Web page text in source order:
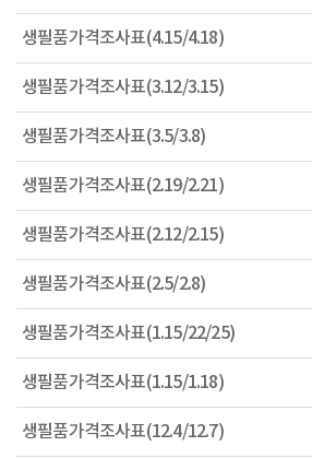
생필품가격조사표(4.15/4.18)
생필품가격조사표(3.12/3.15)
생필품가격조사표(3.5/3.8)
생필품가격조사표(2.19/2.21)
생필품가격조사표(2.12/2.15)
생필품가격조사표(2.5/2.8)
생필품가격조사표(1.15/22/25)
생필품가격조사표(1.15/1.18)
생필품가격조사표(12.4/12.7)